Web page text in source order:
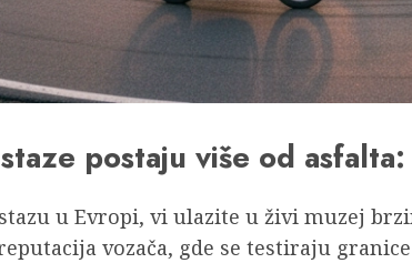
postaju više od
stazu u Evropi, vi ulazite u živi muzej
vozača, gde se testiraju